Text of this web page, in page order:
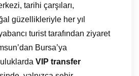
tarihi çarşıları,
güzellikleriyle her yıl
turist tarafından ziyaret
Bursa’ya
VIP transfer